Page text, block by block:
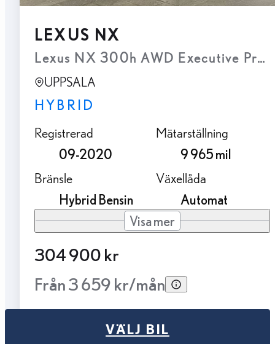
LEXUS NX
Lexus NX 300h AWD Executive
UPPSALA
HYBRID
Registrerad
09-2020
Mätarställning
9 965 mil
Bränsle
Hybrid Bensin
Växellåda
Automat
Visa mer
304 900 kr
Från 3 659 kr/mån
VÄLJ BIL